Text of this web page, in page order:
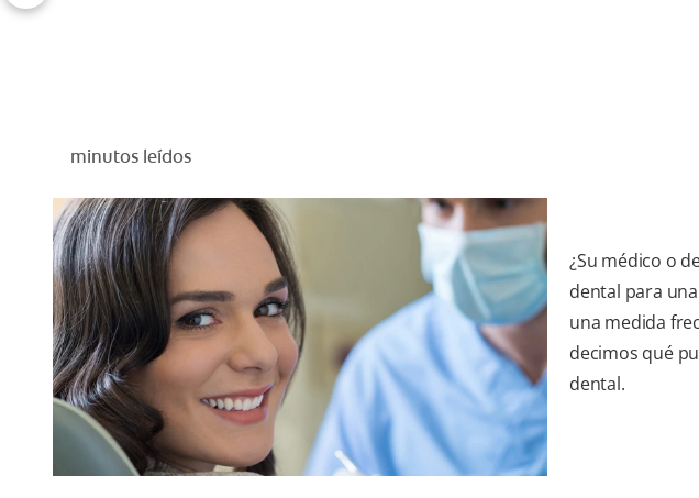
minutos leídos
¿Su médico o
dental para
una medida
decimos qué
dental.